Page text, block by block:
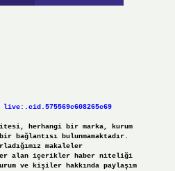
live:.cid.575569c608265c69
herhangi bir marka, kurum
bulunmamaktadır.
makaleler
yer alan içerikler haber niteliği
ve kişiler hakkında paylaşım